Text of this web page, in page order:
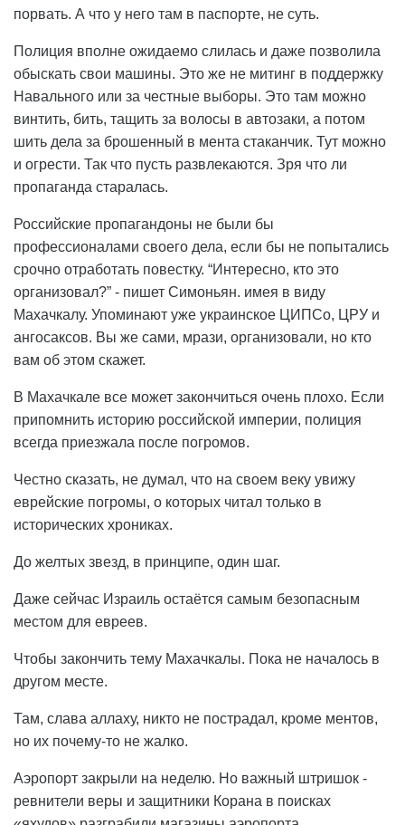
порвать. А что у него там в паспорте, не суть.
Полиция вполне ожидаемо слилась и даже позволила
обыскать свои машины. Это же не митинг в поддержку
Навального или за честные выборы. Это там можно
винтить, бить, тащить за волосы в автозаки, а потом
шить дела за брошенный в мента стаканчик. Тут можно
и огрести. Так что пусть развлекаются. Зря что ли
пропаганда старалась.
Российские пропагандоны не были бы
профессионалами своего дела, если бы не попытались
срочно отработать повестку. “Интересно, кто это
организовал?” - пишет Симоньян. имея в виду
Махачкалу. Упоминают уже украинское ЦИПСо, ЦРУ и
ангосаксов. Вы же сами, мрази, организовали, но кто
вам об этом скажет.
В Махачкале все может закончиться очень плохо. Если
припомнить историю российской империи, полиция
всегда приезжала после погромов.
Честно сказать, не думал, что на своем веку увижу
еврейские погромы, о которых читал только в
исторических хрониках.
До желтых звезд, в принципе, один шаг.
Даже сейчас Израиль остаётся самым безопасным
местом для евреев.
Чтобы закончить тему Махачкалы. Пока не началось в
другом месте.
Там, слава аллаху, никто не пострадал, кроме ментов,
но их почему-то не жалко.
Аэропорт закрыли на неделю. Но важный штришок -
ревнители веры и защитники Корана в поисках